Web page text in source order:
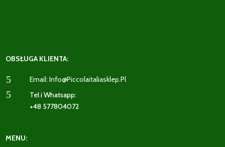
OBSŁUGA KLIENTA:
5 Email: Info@piccolaitaliasklep.pl
5
Tel i Whatsapp:
+48 577804072
MENU: